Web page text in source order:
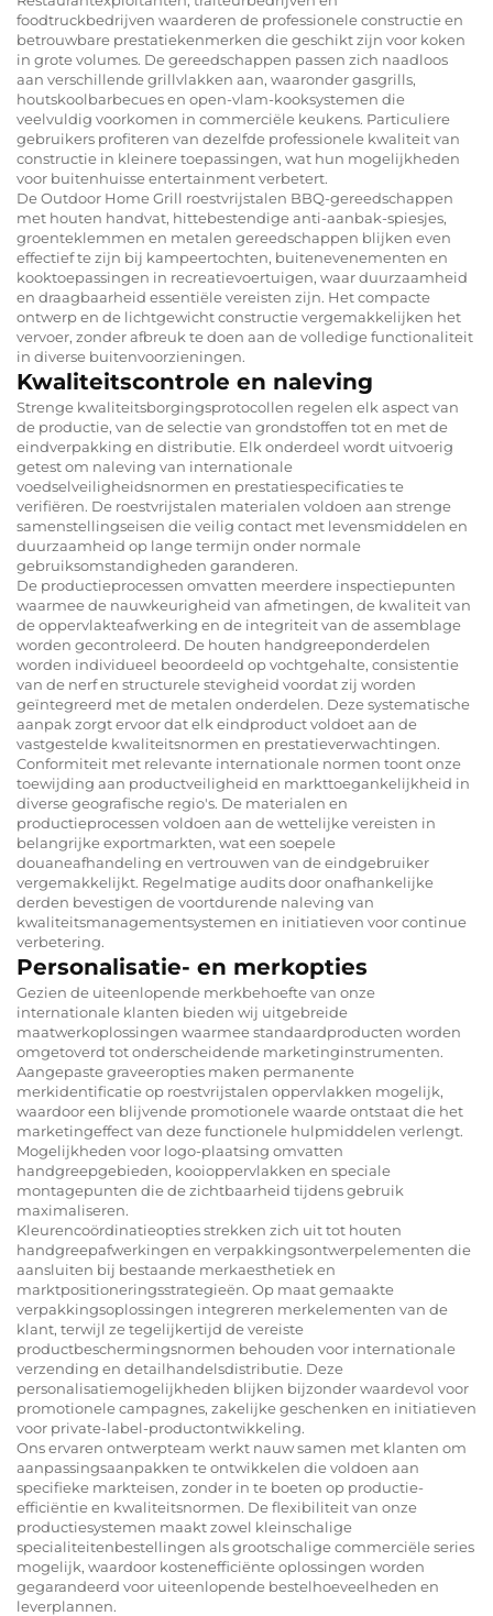
foodtruckbedrijven waarderen de professionele constructie en
betrouwbare prestatiekenmerken die geschikt zijn voor koken
in grote volumes. De gereedschappen passen zich naadloos
aan verschillende grillvlakken aan, waaronder gasgrills,
houtskoolbarbecues en open-vlam-kooksystemen die
veelvuldig voorkomen in commerciële keukens. Particuliere
gebruikers profiteren van dezelfde professionele kwaliteit van
constructie in kleinere toepassingen, wat hun mogelijkheden
voor buitenhuisse entertainment verbetert.
De Outdoor Home Grill roestvrijstalen BBQ-gereedschappen
met houten handvat, hittebestendige anti-aanbak-spiesjes,
groenteklemmen en metalen gereedschappen blijken even
effectief te zijn bij kampeertochten, buitenevenementen en
kooktoepassingen in recreatievoertuigen, waar duurzaamheid
en draagbaarheid essentiële vereisten zijn. Het compacte
ontwerp en de lichtgewicht constructie vergemakkelijken het
vervoer, zonder afbreuk te doen aan de volledige functionaliteit
in diverse buitenvoorzieningen.
Kwaliteitscontrole en naleving
Strenge kwaliteitsborgingsprotocollen regelen elk aspect van
de productie, van de selectie van grondstoffen tot en met de
eindverpakking en distributie. Elk onderdeel wordt uitvoerig
getest om naleving van internationale
voedselveiligheidsnormen en prestatiespecificaties te
verifiëren. De roestvrijstalen materialen voldoen aan strenge
samenstellingseisen die veilig contact met levensmiddelen en
duurzaamheid op lange termijn onder normale
gebruiksomstandigheden garanderen.
De productieprocessen omvatten meerdere inspectiepunten
waarmee de nauwkeurigheid van afmetingen, de kwaliteit van
de oppervlakteafwerking en de integriteit van de assemblage
worden gecontroleerd. De houten handgreeponderdelen
worden individueel beoordeeld op vochtgehalte, consistentie
van de nerf en structurele stevigheid voordat zij worden
geïntegreerd met de metalen onderdelen. Deze systematische
aanpak zorgt ervoor dat elk eindproduct voldoet aan de
vastgestelde kwaliteitsnormen en prestatieverwachtingen.
Conformiteit met relevante internationale normen toont onze
toewijding aan productveiligheid en markttoegankelijkheid in
diverse geografische regio's. De materialen en
productieprocessen voldoen aan de wettelijke vereisten in
belangrijke exportmarkten, wat een soepele
douaneafhandeling en vertrouwen van de eindgebruiker
vergemakkelijkt. Regelmatige audits door onafhankelijke
derden bevestigen de voortdurende naleving van
kwaliteitsmanagementsystemen en initiatieven voor continue
verbetering.
Personalisatie- en merkopties
Gezien de uiteenlopende merkbehoefte van onze
internationale klanten bieden wij uitgebreide
maatwerkoplossingen waarmee standaardproducten worden
omgetoverd tot onderscheidende marketinginstrumenten.
Aangepaste graveeropties maken permanente
merkidentificatie op roestvrijstalen oppervlakken mogelijk,
waardoor een blijvende promotionele waarde ontstaat die het
marketingeffect van deze functionele hulpmiddelen verlengt.
Mogelijkheden voor logo-plaatsing omvatten
handgreepgebieden, kooioppervlakken en speciale
montagepunten die de zichtbaarheid tijdens gebruik
maximaliseren.
Kleurencoördinatieopties strekken zich uit tot houten
handgreepafwerkingen en verpakkingsontwerpelementen die
aansluiten bij bestaande merkaesthetiek en
marktpositioneringsstrategieën. Op maat gemaakte
verpakkingsoplossingen integreren merkelementen van de
klant, terwijl ze tegelijkertijd de vereiste
productbeschermingsnormen behouden voor internationale
verzending en detailhandelsdistributie. Deze
personalisatiemogelijkheden blijken bijzonder waardevol voor
promotionele campagnes, zakelijke geschenken en initiatieven
voor private-label-productontwikkeling.
Ons ervaren ontwerpteam werkt nauw samen met klanten om
aanpassingsaanpakken te ontwikkelen die voldoen aan
specifieke markteisen, zonder in te boeten op productie-
efficiëntie en kwaliteitsnormen. De flexibiliteit van onze
productiesystemen maakt zowel kleinschalige
specialiteitenbestellingen als grootschalige commerciële series
mogelijk, waardoor kostenefficiënte oplossingen worden
gegarandeerd voor uiteenlopende bestelhoeveelheden en
leverplannen.